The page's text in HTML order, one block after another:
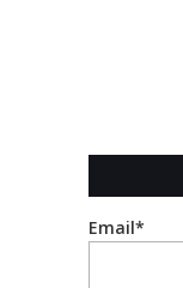
Email*